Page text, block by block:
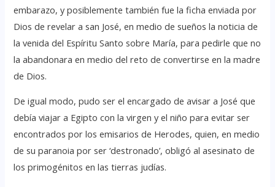
embarazo, y posiblemente también fue la ficha enviada por
Dios de revelar a san José, en medio de sueños la noticia de
la venida del Espíritu Santo sobre María, para pedirle que no
la abandonara en medio del reto de convertirse en la madre
de Dios.
De igual modo, pudo ser el encargado de avisar a José que
debía viajar a Egipto con la virgen y el niño para evitar ser
encontrados por los emisarios de Herodes, quien, en medio
de su paranoia por ser ‘destronado’, obligó al asesinato de
los primogénitos en las tierras judías.